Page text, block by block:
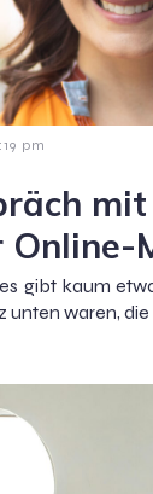
pm
gibt kaum
unten waren,